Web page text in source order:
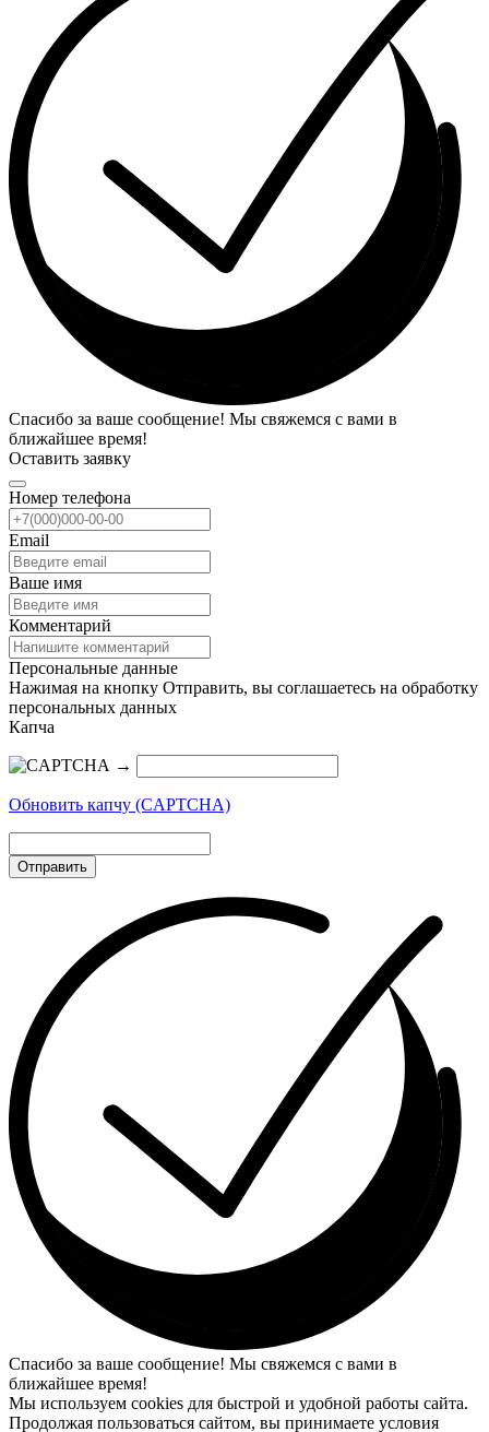
Спасибо за ваше сообщение! Мы свяжемся с вами в
ближайшее время!
Оставить заявку
Номер телефона
Email
Ваше имя
Комментарий
Персональные данные
Нажимая на кнопку Отправить, вы соглашаетесь на обработку
персональных данных
Капча
→
Обновить капчу (CAPTCHA)
Отправить
Спасибо за ваше сообщение! Мы свяжемся с вами в
ближайшее время!
Мы используем cookies для быстрой и удобной работы сайта.
Продолжая пользоваться сайтом, вы принимаете условия